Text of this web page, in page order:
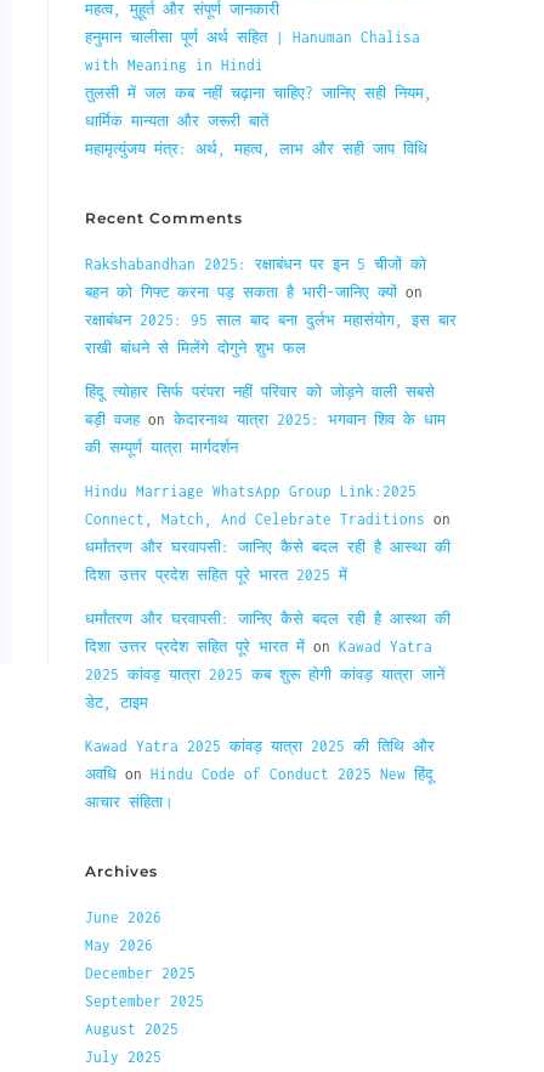
महत्व, मुहूर्त और संपूर्ण जानकारी
हनुमान चालीसा पूर्ण अर्थ सहित | Hanuman Chalisa
with Meaning in Hindi
तुलसी में जल कब नहीं चढ़ाना चाहिए? जानिए सही नियम,
धार्मिक मान्यता और जरूरी बातें
महामृत्युंजय मंत्र: अर्थ, महत्व, लाभ और सही जाप विधि
Recent Comments
Rakshabandhan 2025: रक्षाबंधन पर इन 5 चीजों को
बहन को गिफ्ट करना पड़ सकता है भारी-जानिए क्यों on
रक्षाबंधन 2025: 95 साल बाद बना दुर्लभ महासंयोग, इस बार
राखी बांधने से मिलेंगे दोगुने शुभ फल
हिंदू त्योहार सिर्फ परंपरा नहीं परिवार को जोड़ने वाली सबसे
बड़ी वजहonकेदारनाथ यात्रा 2025: भगवान शिव के धाम
की सम्पूर्ण यात्रा मार्गदर्शन
Hindu Marriage WhatsApp Group Link:2025
Connect, Match, And Celebrate Traditions on
धर्मांतरण और घरवापसी: जानिए कैसे बदल रही है आस्था की
दिशा उत्तर प्रदेश सहित पूरे भारत 2025 में
धर्मांतरण और घरवापसी: जानिए कैसे बदल रही है आस्था की
दिशा उत्तर प्रदेश सहित पूरे भारत में on Kawad Yatra
2025 कांवड़ यात्रा 2025 कब शुरू होगी कांवड़ यात्रा जानें
डेट, टाइम
Kawad Yatra 2025 कांवड़ यात्रा 2025 की तिथि और
अवधि on Hindu Code of Conduct 2025 New हिंदू
आचार संहिता।
Archives
June 2026
May 2026
December 2025
September 2025
August 2025
July 2025